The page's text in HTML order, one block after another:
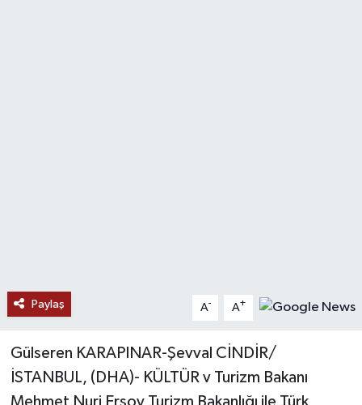
Paylaş A- A+
Gülseren KARAPINAR-Şevval CİNDİR/
İSTANBUL, (DHA)- KÜLTÜR v Turizm Bakanı
Mehmet Nuri Ersoy Turizm Bakanlığı ile Türk
Sağlık
Son Dakika